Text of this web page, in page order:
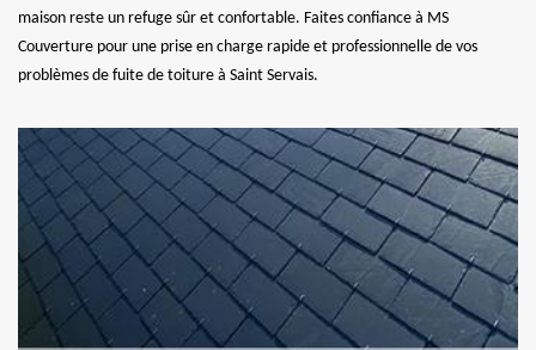
maison reste un refuge sûr et confortable. Faites confiance à MS
Couverture pour une prise en charge rapide et professionnelle de vos
problèmes de fuite de toiture à Saint Servais.